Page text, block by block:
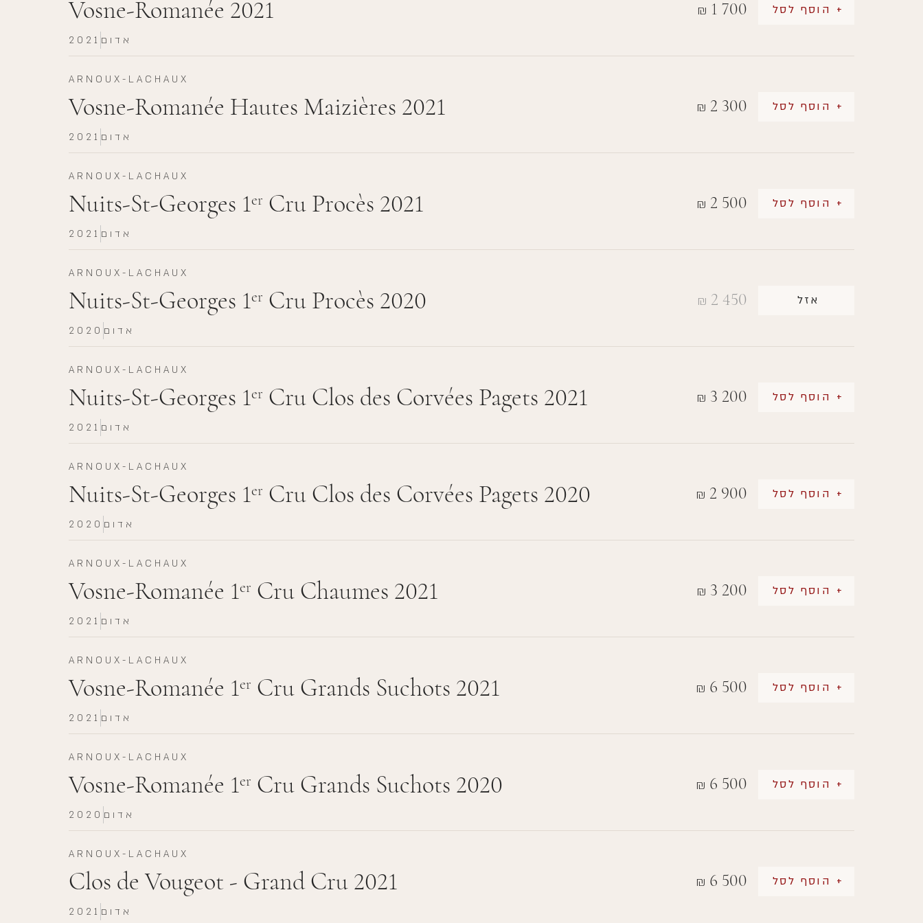
Vosne-Romanée 2021 ₪ 1 700 + הוסף לסל
2021 אדום
ARNOUX-LACHAUX
Vosne-Romanée Hautes Maizières 2021 ₪ 2 300 + הוסף לסל
2021 אדום
ARNOUX-LACHAUX
Nuits-St-Georges 1er Cru Procès 2021 ₪ 2 500 + הוסף לסל
2021 אדום
ARNOUX-LACHAUX
Nuits-St-Georges 1er Cru Procès 2020 ₪ 2 450 אזל
2020 אדום
ARNOUX-LACHAUX
Nuits-St-Georges 1er Cru Clos des Corvées Pagets 2021 ₪ 3 200 + הוסף לסל
2021 אדום
ARNOUX-LACHAUX
Nuits-St-Georges 1er Cru Clos des Corvées Pagets 2020 ₪ 2 900 + הוסף לסל
2020 אדום
ARNOUX-LACHAUX
Vosne-Romanée 1er Cru Chaumes 2021 ₪ 3 200 + הוסף לסל
2021 אדום
ARNOUX-LACHAUX
Vosne-Romanée 1er Cru Grands Suchots 2021 ₪ 6 500 + הוסף לסל
2021 אדום
ARNOUX-LACHAUX
Vosne-Romanée 1er Cru Grands Suchots 2020 ₪ 6 500 + הוסף לסל
2020 אדום
ARNOUX-LACHAUX
Clos de Vougeot - Grand Cru 2021 ₪ 6 500 + הוסף לסל
2021 אדום